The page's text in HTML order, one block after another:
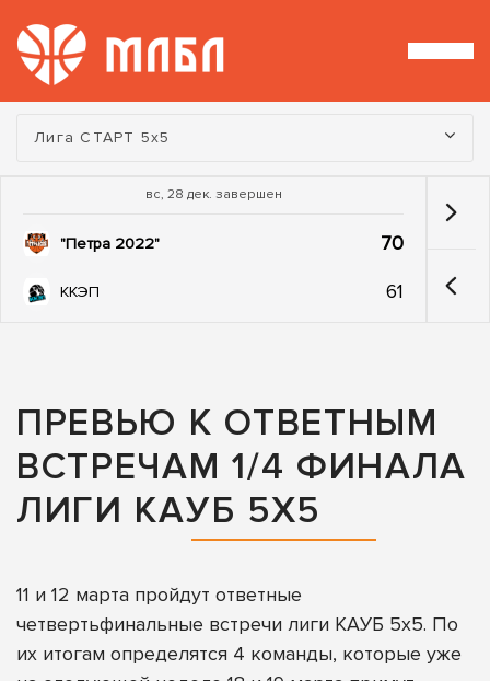
Турнир:
Лига СТАРТ 5х5
вс, 28 дек. завершен
"Петра 2022" 70
ККЭП 61
ПРЕВЬЮ К ОТВЕТНЫМ
ВСТРЕЧАМ 1/4 ФИНАЛА
ЛИГИ КАУБ 5Х5
11 и 12 марта пройдут ответные
четвертьфинальные встречи лиги КАУБ 5х5. По
их итогам определятся 4 команды, которые уже